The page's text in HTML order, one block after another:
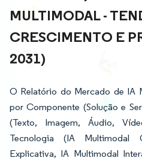
MULTIMODAL -
CRESCIMENTO E
2031)
O Relatório do Mercado de IA
por Componente (Solução e
(Texto, Imagem, Áudio,
Tecnologia (IA Multimodal
Explicativa, IA Multimodal